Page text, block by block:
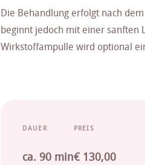
Die Behandlung erfolgt nach
beginnt jedoch mit einer sanften
Wirkstoffampulle wird optional
DAUER
ca. 90 min
PREIS
€ 130,00